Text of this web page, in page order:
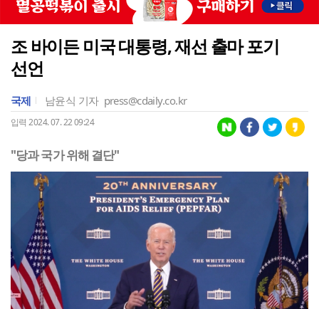
조 바이든 미국 대통령, 재선 출마 포기
선언
국제 남윤식 기자 press@cdaily.co.kr
입력 2024. 07. 22 09:24
"당과 국가 위해 결단"